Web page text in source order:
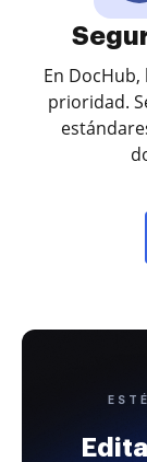
En
prioridad.